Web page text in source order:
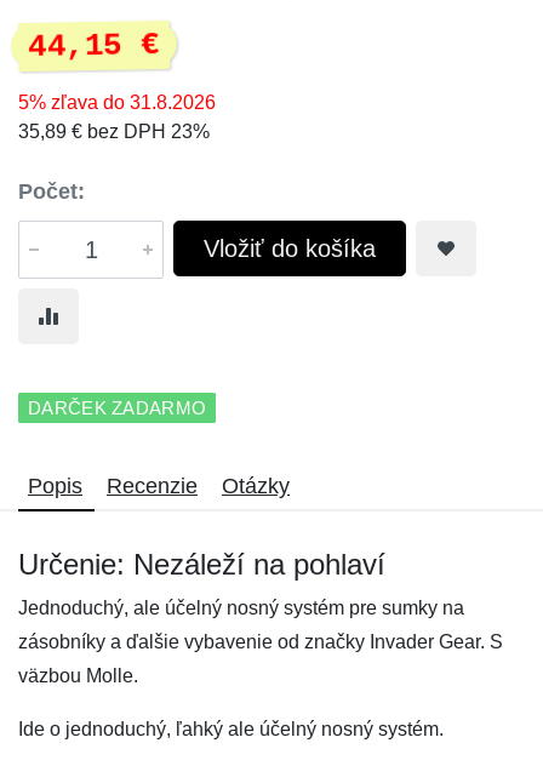
44,15 €
5% zľava do 31.8.2026
35,89 € bez DPH 23%
Počet:
Vložiť do košíka
DARČEK ZADARMO
Popis Recenzie Otázky
Určenie: Nezáleží na pohlaví
Jednoduchý, ale účelný nosný systém pre sumky na
zásobníky a ďalšie vybavenie od značky Invader Gear. S
väzbou Molle.
Ide o jednoduchý, ľahký ale účelný nosný systém.